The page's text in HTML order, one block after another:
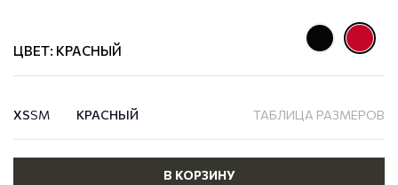
ЦВЕТ: КРАСНЫЙ
В КОРЗИНУ
XSSМ КРАСНЫЙ ТАБЛИЦА РАЗМЕРОВ